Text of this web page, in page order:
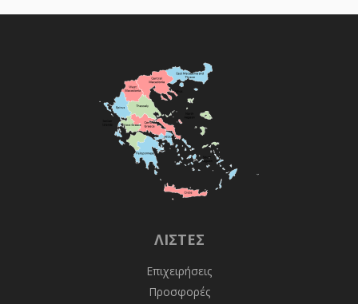
ΛΊΣΤΕΣ
Επιχειρήσεις
Προσφορές